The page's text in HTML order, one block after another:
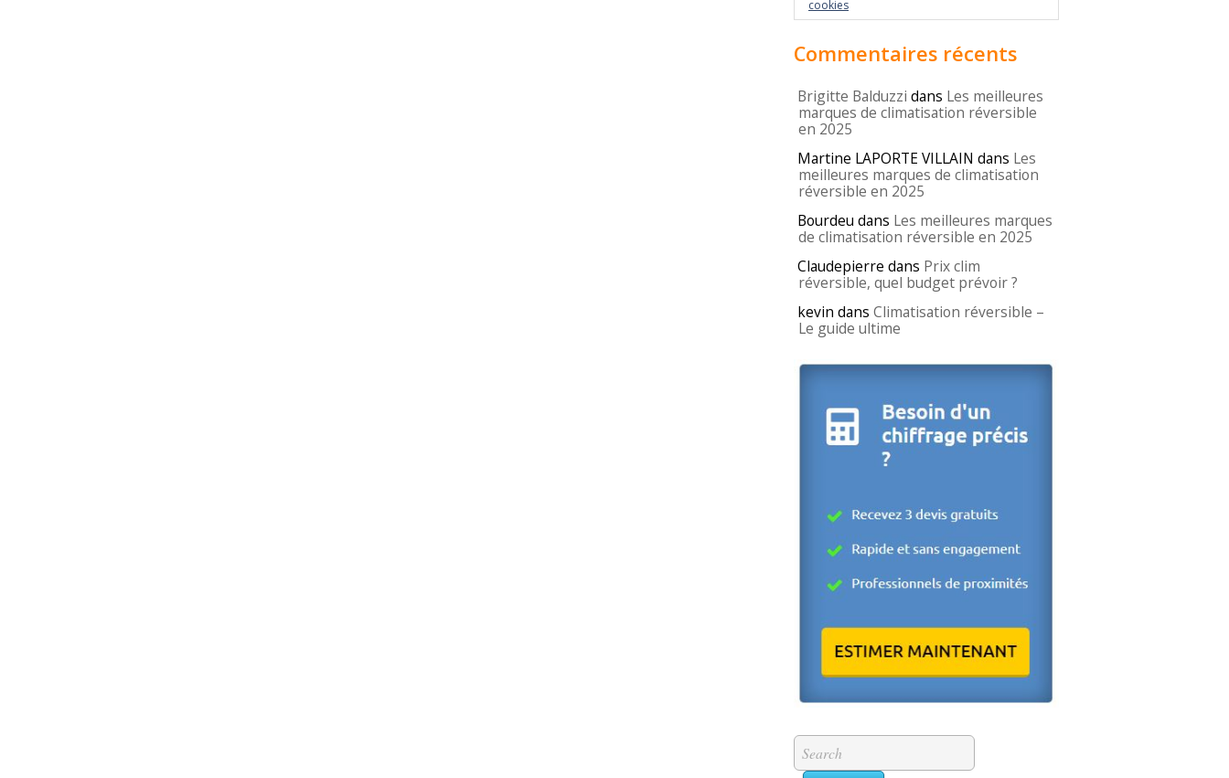
cookies
Commentaires récents
Brigitte Balduzzi dans Les meilleures
marques de climatisation réversible
en 2025
Martine LAPORTE VILLAIN dans Les
meilleures marques de climatisation
réversible en 2025
Bourdeu dans Les meilleures marques
de climatisation réversible en 2025
Claudepierre dans Prix clim
réversible, quel budget prévoir ?
kevin dans Climatisation réversible –
Le guide ultime